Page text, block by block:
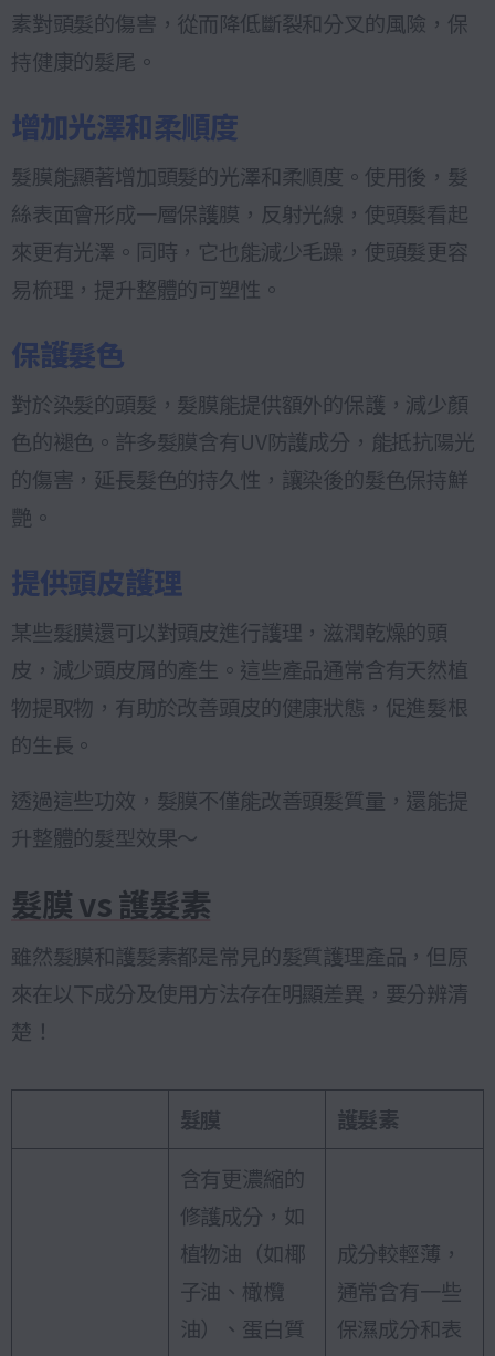
素對頭髮的傷害，從而降低斷裂和分叉的風險，保
持健康的髮尾。
增加光澤和柔順度
髮膜能顯著增加頭髮的光澤和柔順度。使用後，髮
絲表面會形成一層保護膜，反射光線，使頭髮看起
來更有光澤。同時，它也能減少毛躁，使頭髮更容
易梳理，提升整體的可塑性。
保護髮色
對於染髮的頭髮，髮膜能提供額外的保護，減少顏
色的褪色。許多髮膜含有UV防護成分，能抵抗陽光
的傷害，延長髮色的持久性，讓染後的髮色保持鮮
艷。
提供頭皮護理
某些髮膜還可以對頭皮進行護理，滋潤乾燥的頭
皮，減少頭皮屑的產生。這些產品通常含有天然植
物提取物，有助於改善頭皮的健康狀態，促進髮根
的生長。
透過這些功效，髮膜不僅能改善頭髮質量，還能提
升整體的髮型效果～
髮膜 vs 護髮素
雖然髮膜和護髮素都是常見的髮質護理產品，但原
來在以下成分及使用方法存在明顯差異，要分辨清
楚！
髮膜 護髮素
含有更濃縮的
修護成分，如
植物油（如椰
子油、橄欖
油）、蛋白質
成分較輕薄，
通常含有一些
保濕成分和表